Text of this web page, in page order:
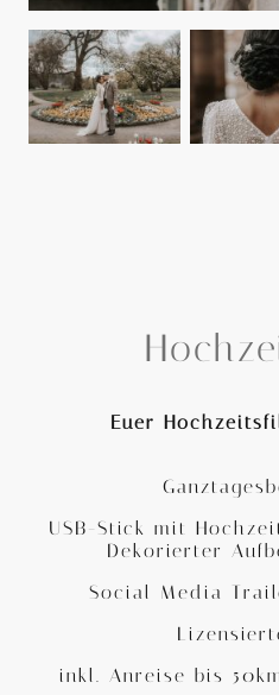
Euer
USB-Stick mit
Dekorierter
Social Media
inkl. Anreise bis